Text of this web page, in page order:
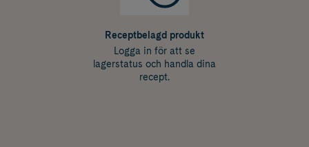
Receptbelagd produkt
Logga in för att se
lagerstatus och handla dina
recept.